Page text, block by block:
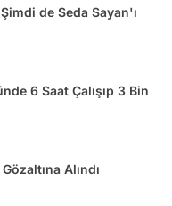
de Seda Sayan'ı
6 Saat Çalışıp 3 Bin
Alındı